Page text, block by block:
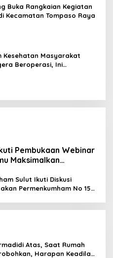
Buka Rangkaian Kegiatan
Kecamatan Tompaso Raya
Kesehatan Masyarakat
Beroperasi, Ini
Pembukaan Webinar
Maksimalkan
Sulut Ikuti Diskusi
Permenkumham No 15
Atas, Saat Rumah
Harapan Keadilan